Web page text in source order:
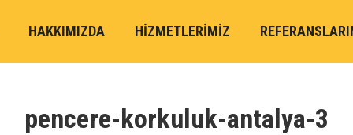
HAKKIMIZDA HİZMETLERİMİZ
pencere-korkuluk-antalya-3